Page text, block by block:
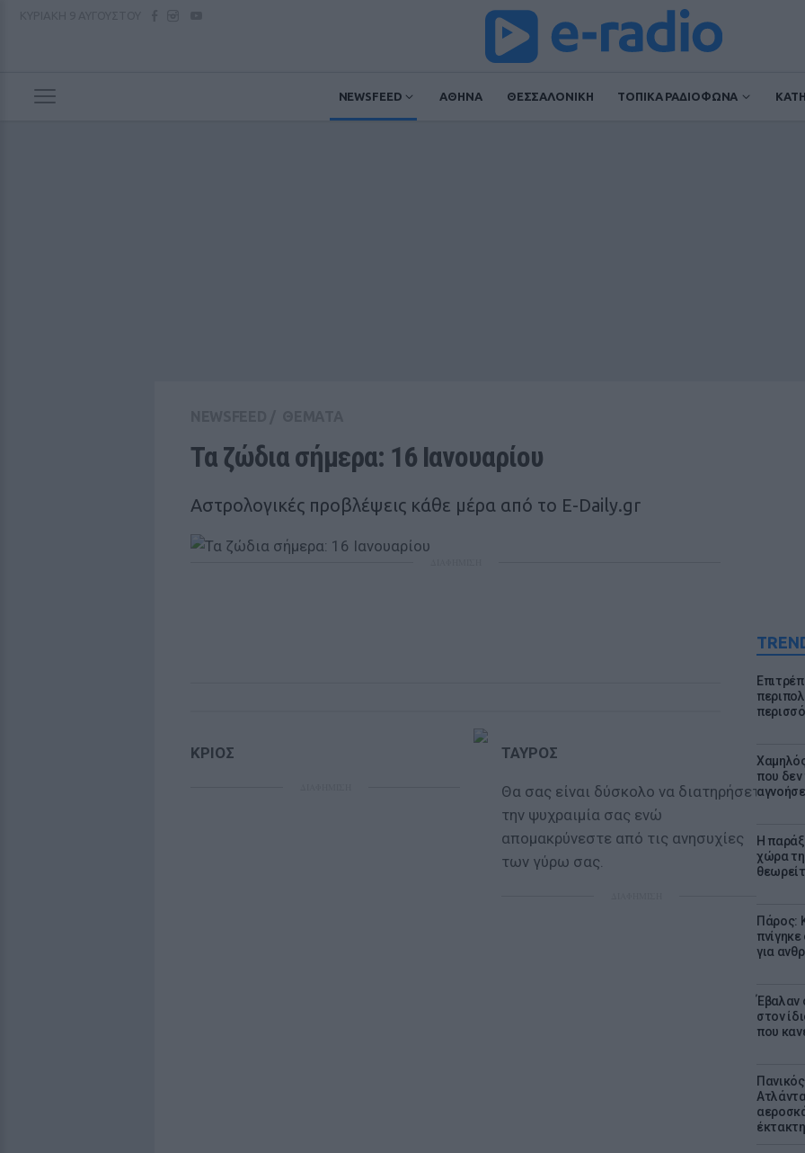
NEWSFEED ΑΘΗΝΑ ΘΕΣΣΑΛΟΝΙΚΗ ΤΟΠΙΚΑ ΡΑΔΙΟΦΩΝΑ
που δεν
Η
χώρα
Πάρος:
για
Έβαλαν
στον
που
Τα ζώδια σήμερα: 16 Ιανουαρίου
Αστρολογικές προβλέψεις κάθε μέρα από το E-Daily.gr
ΚΡΙΟΣ ΤΑΥΡΟΣ
Θα σας είναι δύσκολο να διατηρήσετε
την ψυχραιμία σας ενώ
απομακρύνεστε από τις ανησυχίες
των γύρω σας.